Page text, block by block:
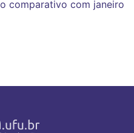
comparativo com janeiro